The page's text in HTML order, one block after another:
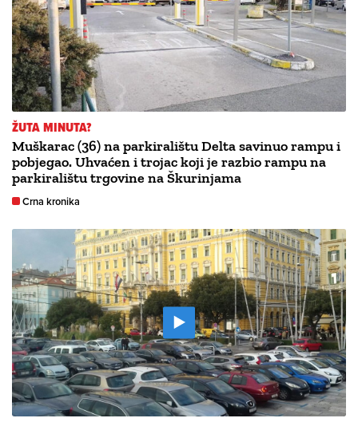
ŽUTA MINUTA?
Muškarac (36) na parkiralištu Delta savinuo rampu i
pobjegao. Uhvaćen i trojac koji je razbio rampu na
parkiralištu trgovine na Škurinjama
Crna kronika